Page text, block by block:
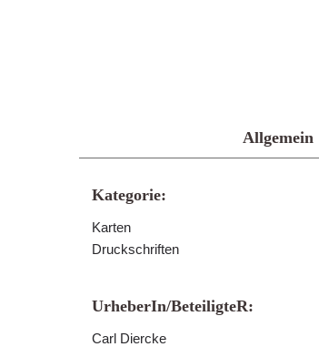
Allgemein
Kategorie:
Karten
Druckschriften
UrheberIn/BeteiligteR:
Carl Diercke